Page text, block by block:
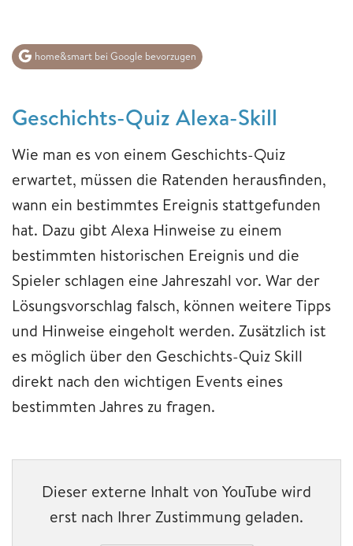
home&smart bei Google bevorzugen
Geschichts-Quiz Alexa-Skill
Wie man es von einem Geschichts-Quiz
erwartet, müssen die Ratenden herausfinden,
wann ein bestimmtes Ereignis stattgefunden
hat. Dazu gibt Alexa Hinweise zu einem
bestimmten historischen Ereignis und die
Spieler schlagen eine Jahreszahl vor. War der
Lösungsvorschlag falsch, können weitere Tipps
und Hinweise eingeholt werden. Zusätzlich ist
es möglich über den Geschichts-Quiz Skill
direkt nach den wichtigen Events eines
bestimmten Jahres zu fragen.
Dieser externe Inhalt von YouTube wird
erst nach Ihrer Zustimmung geladen.